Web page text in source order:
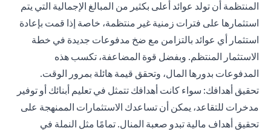
المنتظمة أن تولد عوائد أعلى بكثير من المبالغ الإجمالية التي يتم
استثمارها على فترات زمنية غير منتظمة، خاصة إذا قمت بإعادة
استثمار أي عوائد بالتزامن مع ضخ مدفوعات جديدة في خطة
الاستثمار المنتظم. وبفضل قوة المضاعفة، تكسب هذه
المدفوعات بدورها المال، وتحقق قيمة هائلة بمرور الوقت.
تحقيق أهدافك: سواء كانت أهدافك تتمثل في تعليم أبنائك أو توفير
مدخرات للتقاعد، يمكن أن تساعدك الاستثمارات الممنهجة على
تحقيق أهداف مالية تبدو صعبة المنال. تمامًا مثل النملة في